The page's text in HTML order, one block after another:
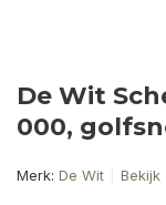
De Wit
000,
Merk: De Wit Bekijk